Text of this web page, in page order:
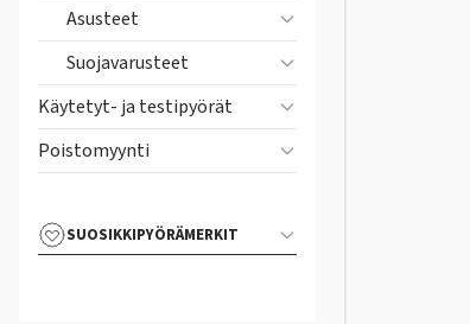
Asusteet
Suojavarusteet
Käytetyt- ja testipyörät
Poistomyynti
SUOSIKKIPYÖRÄMERKIT